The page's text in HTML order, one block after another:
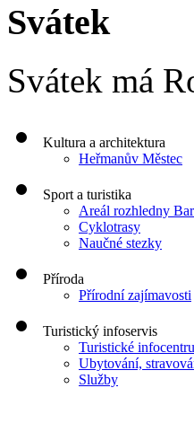
Svátek
Svátek má
Kultura a architektura
Heřmanův Městec
Sport a turistika
Areál rozhledny
Cyklotrasy
Naučné stezky
Příroda
Přírodní zajímavosti
Turistický infoservis
Turistické
Ubytování,
Služby